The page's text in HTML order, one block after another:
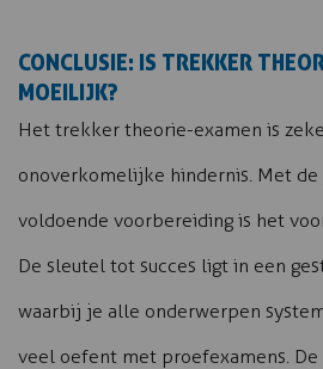
CONCLUSIE: IS TREKKER
MOEILIJK?
Het trekker theorie-examen is
onoverkomelijke hindernis. Met de
voldoende voorbereiding is het
De sleutel tot succes ligt in een
waarbij je alle onderwerpen
veel oefent met proefexamens.